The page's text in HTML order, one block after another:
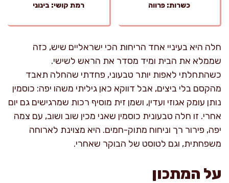
כשרות: פרווה רמת קושי: בינוני
חלה היא בעיניי אחד הריחות הכי ישראליים שיש, כזה
שממלא את הבית ומיד מסדר את הראש לשישי.
כשהתחלתי לאפות יותר טבעוני, פחדתי שהחלה תאבד
מהקסם בלי ביצים, אבל דווקא כאן גיליתי משהו יפה: כוסמין
נותן עומק אגוזי ועדין, ושמן זית מוסיף רכות שמרגישים גם יום
אחרי. זו חלה טבעונית כוסמין שאני מכין שוב ושוב, עם צמה
יפה, פירור רך וניחוח מתוק-חמים. היא מצוינת לארוחה
משפחתית, וגם לטוסט של הבוקר שאחרי.
על המתכון